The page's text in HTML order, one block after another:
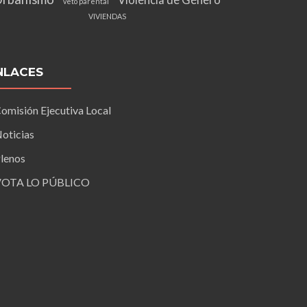
VIVIENDAS
Ejecutiva Local
LO PÚBLICO